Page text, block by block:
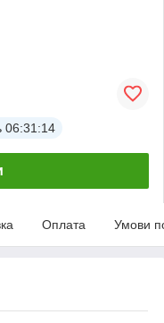
06:31:13
Оплата Умови